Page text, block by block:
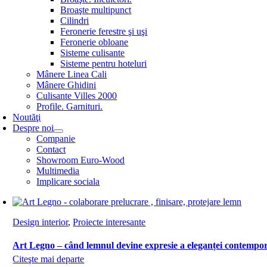
Broaşte multipunct
Cilindri
Feronerie ferestre şi uşi
Feronerie obloane
Sisteme culisante
Sisteme pentru hoteluri
Mânere Linea Cali
Mânere Ghidini
Culisante Villes 2000
Profile. Garnituri.
Noutăţi
Despre noi
Companie
Contact
Showroom Euro-Wood
Multimedia
Implicare sociala
Design interior,Proiecte interesante
Art Legno – când lemnul devine expresie a eleganței
Citeşte mai departe